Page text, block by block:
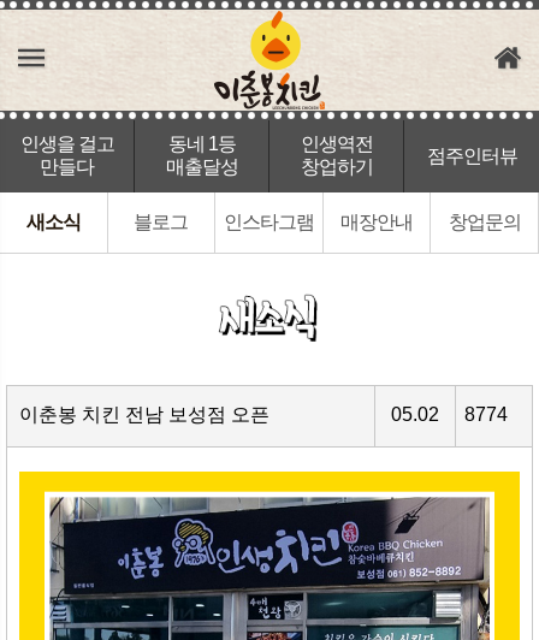
인생을 걸고
만들다
동네 1등
매출달성
인생역전
창업하기
점주인터뷰
새소식 블로그 인스타그램 매장안내 창업문의
이춘봉 치킨 전남 보성점 오픈 05.02 8774